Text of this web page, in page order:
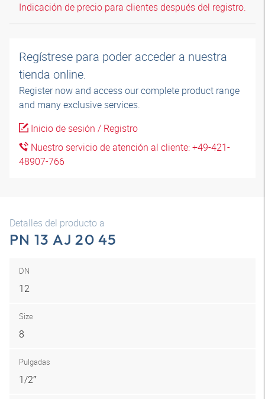
Indicación de precio para clientes después del registro.
Regístrese para poder acceder a nuestra
tienda online.
Register now and access our complete product range
and many exclusive services.
Inicio de sesión / Registro
Nuestro servicio de atención al cliente: +49-421-
48907-766
Detalles del producto a
PN 13 AJ 20 45
DN
12
Size
8
Pulgadas
1/2″